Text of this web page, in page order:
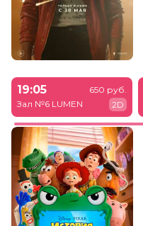
19:05
Зал №6 LUMEN
650 руб.
2D